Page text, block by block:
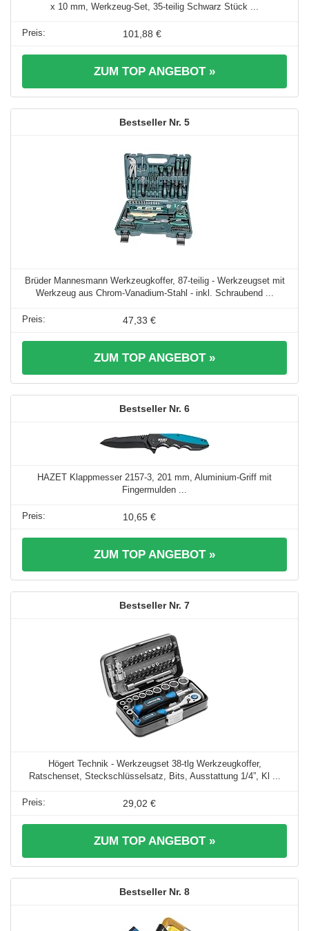
x 10 mm, Werkzeug-Set, 35-teilig Schwarz Stück ...
101,88 €
ZUM TOP ANGEBOT »
5
Brüder Mannesmann Werkzeugkoffer, 87-teilig - Werkzeugset mit
Werkzeug aus Chrom-Vanadium-Stahl - inkl. Schraubend ...
47,33 €
ZUM TOP ANGEBOT »
6
HAZET Klappmesser 2157-3, 201 mm, Aluminium-Griff mit
Fingermulden ...
10,65 €
ZUM TOP ANGEBOT »
7
Högert Technik - Werkzeugset 38-tlg Werkzeugkoffer,
Ratschenset, Steckschlüsselsatz, Bits, Ausstattung 1/4”, Kl ...
29,02 €
ZUM TOP ANGEBOT »
8